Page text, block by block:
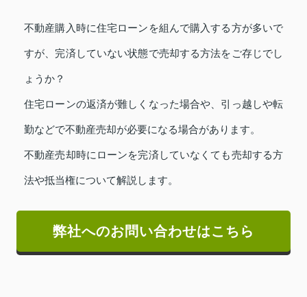
不動産購入時に住宅ローンを組んで購入する方が多いで
すが、完済していない状態で売却する方法をご存じでし
ょうか？
住宅ローンの返済が難しくなった場合や、引っ越しや転
勤などで不動産売却が必要になる場合があります。
不動産売却時にローンを完済していなくても売却する方
法や抵当権について解説します。
弊社へのお問い合わせはこちら